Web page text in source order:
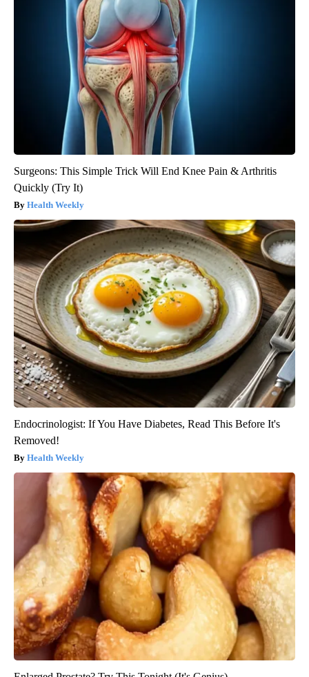
Surgeons: This Simple Trick Will End Knee Pain & Arthritis
Quickly (Try It)
Health Weekly
Endocrinologist: If You Have Diabetes, Read This Before It's
Removed!
Health Weekly